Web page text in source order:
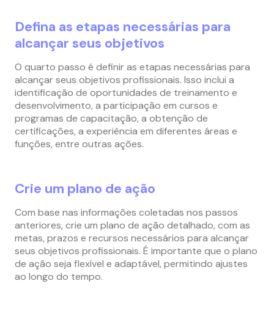
Defina as etapas necessárias para
alcançar seus objetivos
O quarto passo é definir as etapas necessárias para
alcançar seus objetivos profissionais. Isso inclui a
identificação de oportunidades de treinamento e
desenvolvimento, a participação em cursos e
programas de capacitação, a obtenção de
certificações, a experiência em diferentes áreas e
funções, entre outras ações.
Crie um plano de ação
Com base nas informações coletadas nos passos
anteriores, crie um plano de ação detalhado, com as
metas, prazos e recursos necessários para alcançar
seus objetivos profissionais. É importante que o plano
de ação seja flexível e adaptável, permitindo ajustes
ao longo do tempo.